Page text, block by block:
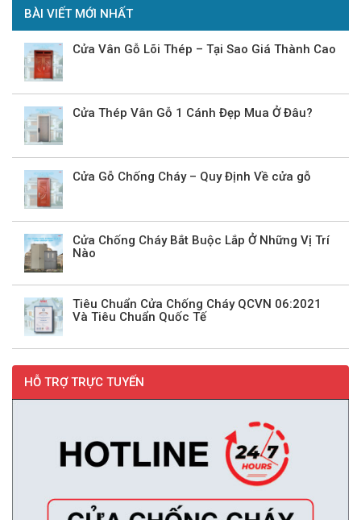
BÀI VIẾT MỚI NHẤT
Cửa Vân Gỗ Lõi Thép – Tại Sao Giá Thành Cao
Cửa Thép Vân Gỗ 1 Cánh Đẹp Mua Ở Đâu?
Cửa Gỗ Chống Cháy – Quy Định Về cửa gỗ
Cửa Chống Cháy Bắt Buộc Lắp Ở Những Vị Trí
Nào
Tiêu Chuẩn Cửa Chống Cháy QCVN 06:2021
Và Tiêu Chuẩn Quốc Tế
HỖ TRỢ TRỰC TUYẾN